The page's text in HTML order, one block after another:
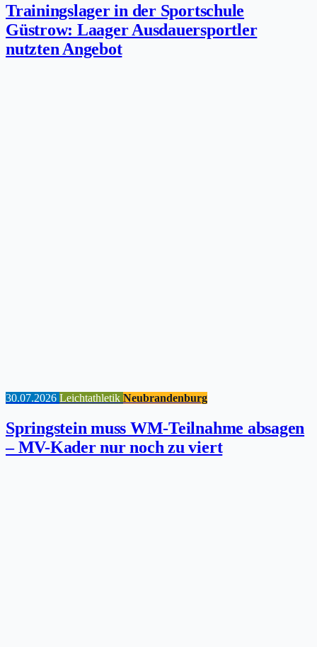
Trainingslager in der Sportschule
Güstrow: Laager Ausdauersportler
nutzten Angebot
30.07.2026 Leichtathletik Neubrandenburg
Springstein muss WM-Teilnahme absagen
– MV-Kader nur noch zu viert